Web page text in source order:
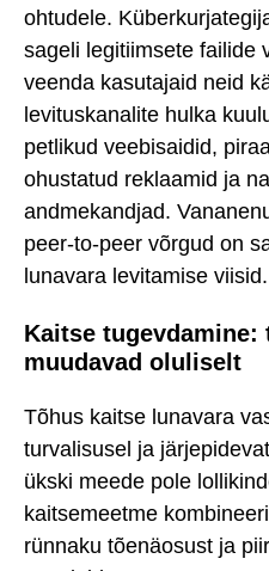
ohtudele.
sageli legitiimsete failide
veenda kasutajaid neid
levituskanalite hulka
petlikud veebisaidid,
ohustatud reklaamid ja
andmekandjad.
peer-to-peer võrgud on
lunavara levitamise viisid.
Kaitse
muudavad oluliselt
Tõhus kaitse lunavara
turvalisusel ja
ükski meede pole
kaitsemeetme
rünnaku tõenäosust ja